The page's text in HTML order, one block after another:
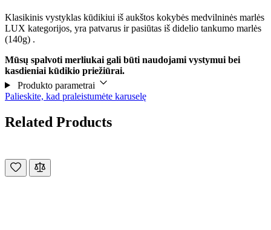
Klasikinis vystyklas kūdikiui iš aukštos kokybės medvilninės marlės
LUX kategorijos, yra patvarus ir pasiūtas iš didelio tankumo marlės
(140g) .
Mūsų spalvoti merliukai gali būti naudojami vystymui bei
kasdieniai kūdikio priežiūrai.
Produkto parametrai
Palieskite, kad praleistumėte karuselę
Related Products